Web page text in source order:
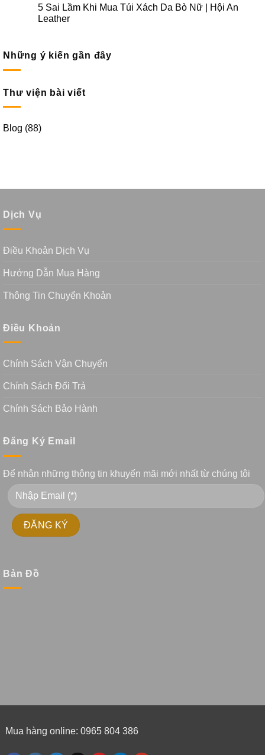
5 Sai Lầm Khi Mua Túi Xách Da Bò Nữ | Hội An
Leather
Những ý kiến gần đây
Thư viện bài viết
Blog (88)
Dịch Vụ
Điều Khoản Dịch Vụ
Hướng Dẫn Mua Hàng
Thông Tin Chuyển Khoản
Điều Khoản
Chính Sách Vận Chuyển
Chính Sách Đổi Trả
Chính Sách Bảo Hành
Đăng Ký Email
Để nhận những thông tin khuyến mãi mới nhất từ chúng tôi
Bản Đồ
Mua hàng online: 0965 804 386